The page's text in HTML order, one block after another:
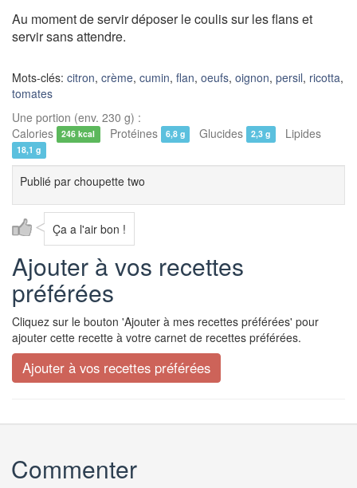
Au moment de servir déposer le coulis sur les flans et
servir sans attendre.
Mots-clés: citron, crème, cumin, flan, oeufs, oignon, persil, ricotta,
tomates
Une portion (env. 230 g) :
Calories
246 kcal Protéines 6,8 g Glucides 2,3 g Lipides
18,1 g
Publié par choupette two
Ça a l'air bon !
Ajouter à vos recettes
préférées
Cliquez sur le bouton 'Ajouter à mes recettes préférées' pour
ajouter cette recette à votre carnet de recettes préférées.
Commenter